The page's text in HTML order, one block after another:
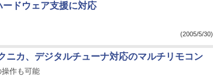
ドウェア支援に対応
(2005/5/30)
ニカ、デジタルチューナ対応のマルチリモコン
操作も可能